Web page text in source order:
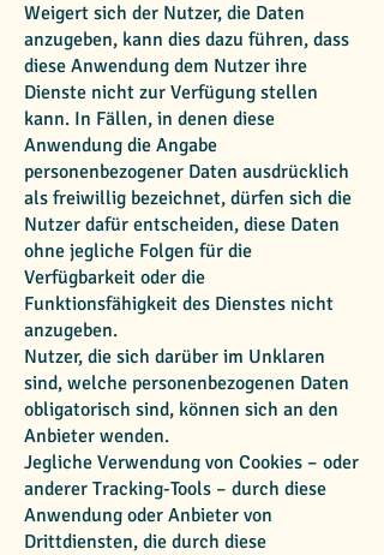
Weigert sich der Nutzer, die Daten
anzugeben, kann dies dazu führen, dass
diese Anwendung dem Nutzer ihre
Dienste nicht zur Verfügung stellen
kann. In Fällen, in denen diese
Anwendung die Angabe
personenbezogener Daten ausdrücklich
als freiwillig bezeichnet, dürfen sich die
Nutzer dafür entscheiden, diese Daten
ohne jegliche Folgen für die
Verfügbarkeit oder die
Funktionsfähigkeit des Dienstes nicht
anzugeben.
Nutzer, die sich darüber im Unklaren
sind, welche personenbezogenen Daten
obligatorisch sind, können sich an den
Anbieter wenden.
Jegliche Verwendung von Cookies – oder
anderer Tracking-Tools – durch diese
Anwendung oder Anbieter von
Drittdiensten, die durch diese